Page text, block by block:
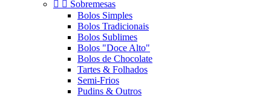
  Sobremesas
Bolos Simples
Bolos Tradicionais
Bolos Sublimes
Bolos "Doce Alto"
Bolos de Chocolate
Tartes & Folhados
Semi-Frios
Pudins & Outros